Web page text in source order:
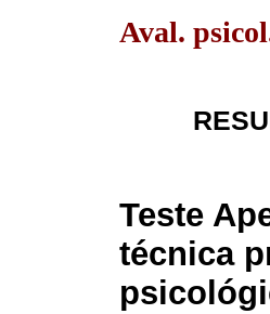
Aval.
Teste
técnica